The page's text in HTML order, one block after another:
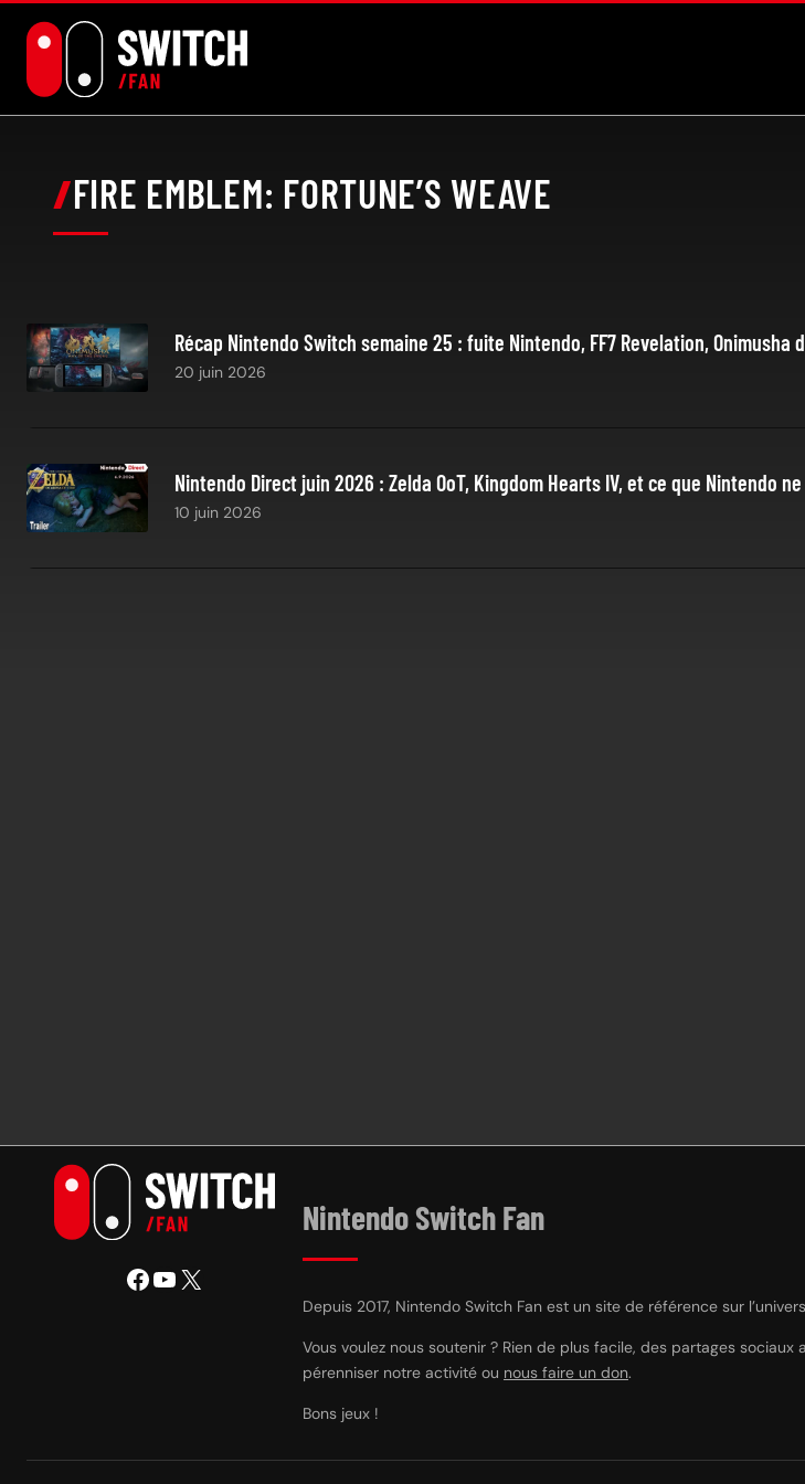
FIRE EMBLEM: FORTUNE’S WEAVE
Récap Nintendo Switch semaine 25 : fuite Nintendo, FF7 Revelation, Onimusha
20 juin 2026
Nintendo Direct juin 2026 : Zelda OoT, Kingdom Hearts IV, et ce que Nintendo
10 juin 2026
Facebook YouTube X
Nintendo Switch Fan
Depuis 2017, Nintendo Switch Fan est un site de référence sur
Vous voulez nous soutenir ? Rien de plus facile, des partages
pérenniser notre activité ou nous faire un don.
Bons jeux !